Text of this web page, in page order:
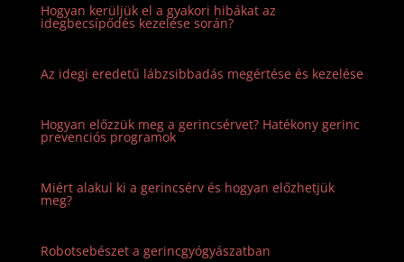
Hogyan kerüljük el a gyakori hibákat az
idegbecsípődés kezelése során?
Az idegi eredetű lábzsibbadás megértése és kezelése
Hogyan előzzük meg a gerincsérvet? Hatékony gerinc
prevenciós programok
Miért alakul ki a gerincsérv és hogyan előzhetjük
meg?
Robotsebészet a gerincgyógyászatban